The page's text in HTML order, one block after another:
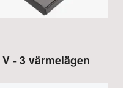
- 3 värmelägen